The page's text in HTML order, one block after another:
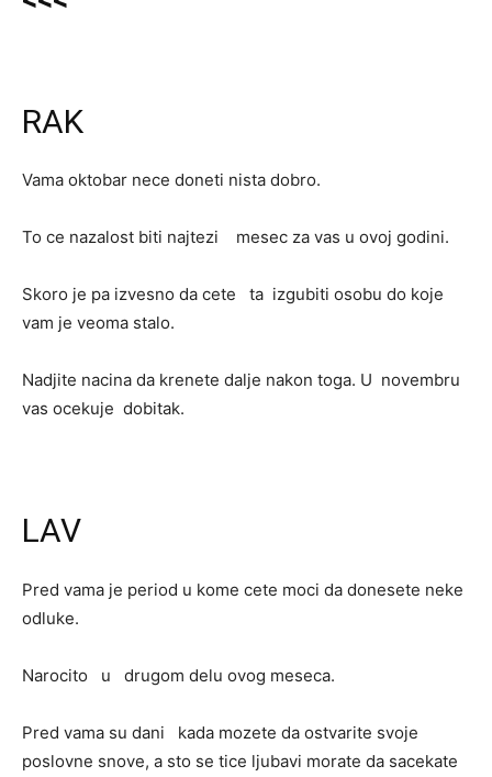
RAK
Vama oktobar nece doneti nista dobro.
To ce nazalost biti najtezi mesec za vas u ovoj godini.
Skoro je pa izvesno da cete ta izgubiti osobu do koje
vam je veoma stalo.
Nadjite nacina da krenete dalje nakon toga. U novembru
vas ocekuje dobitak.
LAV
Pred vama je period u kome cete moci da donesete neke
odluke.
Narocito u drugom delu ovog meseca.
Pred vama su dani kada mozete da ostvarite svoje
poslovne snove, a sto se tice ljubavi morate da sacekate